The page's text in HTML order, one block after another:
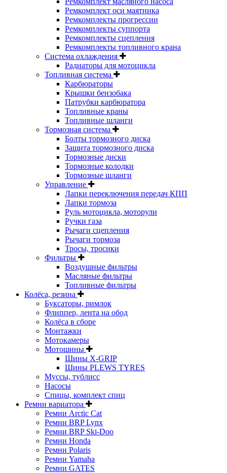
Ремкомплект оси маятника
Ремкомплекты прогрессии
Ремкомплекты суппорта
Ремкомплекты сцепления
Ремкомплекты топливного крана
Система охлаждения
Радиаторы для мотоцикла
Топливная система
Карбюраторы
Крышки бензобака
Патрубки карбюратора
Топливные краны
Топливные шланги
Тормозная система
Болты тормозного диска
Защита тормозного диска
Тормозные диски
Тормозные колодки
Тормозные шланги
Управление
Лапки переключения передач КПП
Лапки тормоза
Руль мотоцикла, моторули
Ручки газа
Рычаги сцепления
Рычаги тормоза
Тросы, тросики
Фильтры
Воздушные фильтры
Масляные фильтры
Топливные фильтры
Колёса, резина
Буксаторы, римлок
Флиппер, лента на обод
Колёса в сборе
Монтажки
Мотокамеры
Мотошины
Шины X-GRIP
Шины PLEWS TYRES
Муссы, тублисс
Насосы
Спицы, комплект спиц
Ремни вариатора
Ремни Arctic Cat
Ремни BRP Lynx
Ремни BRP Ski-Doo
Ремни Honda
Ремни Polaris
Ремни Yamaha
Ремни GATES